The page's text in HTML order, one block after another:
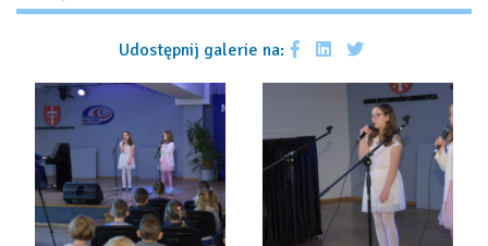
Udostępnij galerie na: